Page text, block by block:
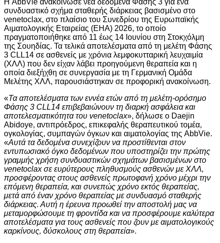
Η AbbVie ανακοίνωσε νέα δεδομένα Φάσης 3 για ένα
συνδυαστικό σχήμα σταθερής διάρκειας βασισμένο στο
venetoclax, στο πλαίσιο του Συνεδρίου της Ευρωπαϊκής
Αιματολογικής Εταιρείας (EHA) 2026, το οποίο
πραγματοποιήθηκε από 11 έως 14 Ιουνίου στη Στοκχόλμη
της Σουηδίας. Τα τελικά αποτελέσματα από τη μελέτη Φάσης
3 CLL14 σε ασθενείς με χρόνια λεμφοκυτταρική λευχαιμία
(ΧΛΛ) που δεν είχαν λάβει προηγούμενη θεραπεία και η
οποία διεξήχθη σε συνεργασία με τη Γερμανική Ομάδα
Μελέτης ΧΛΛ, παρουσιάστηκαν σε προφορική ανακοίνωση.
«Τα αποτελέσματα των εννέα ετών από τη μελέτη-ορόσημο
Φάσης 3 CLL14 επιβεβαιώνουν τη διαρκή ασφάλεια και
αποτελεσματικότητα του venetoclax», δήλωσε ο Daejin
Abidoye, αντιπρόεδρος, επικεφαλής θεραπευτικού τομέα,
ογκολογίας, συμπαγών όγκων και αιματολογίας της AbbVie.
«Αυτά τα δεδομένα συνεχίζουν να προστίθενται στον
εντυπωσιακό όγκο δεδομένων που υποστηρίζει την πρώτης
γραμμής χρήση συνδυαστικών σχημάτων βασισμένων στο
venetoclax σε ευρύτερους πληθυσμούς ασθενών με ΧΛΛ,
προσφέροντας στους ασθενείς πρωτοφανή χρόνο μέχρι την
επόμενη θεραπεία, και συνεπώς χρόνο εκτός θεραπείας,
μετά από έναν χρόνο θεραπείας με συνδυασμό σταθερής
διάρκειας. Αυτή η έρευνα προωθεί την αποστολή μας να
μεταμορφώσουμε τη φροντίδα και να προσφέρουμε καλύτερα
αποτελέσματα για τους ασθενείς που ζουν με αιματολογικούς
καρκίνους, δύσκολους στη θεραπεία».